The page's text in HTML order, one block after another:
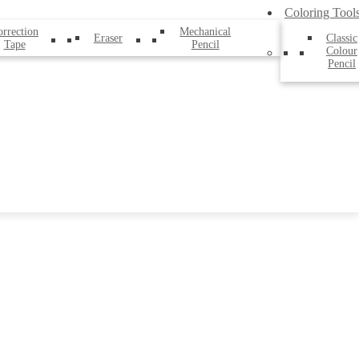
Tape
Eraser
Mechanical
Pencil
Coloring
Classic
Colour
Pencil